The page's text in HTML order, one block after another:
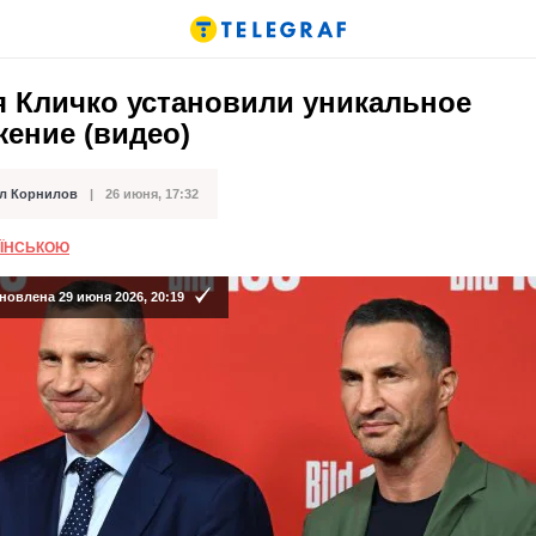
Кличко установили уникальное
(видео)
Корнилов 26 июня, 17:32
29 июня 2026, 20:19